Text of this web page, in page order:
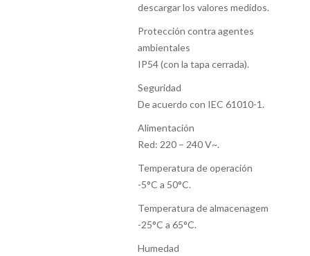
descargar los valores medidos.
Protección contra agentes
ambientales
IP54 (con la tapa cerrada).
Seguridad
De acuerdo con IEC 61010-1.
Alimentación
Red: 220 – 240 V~.
Temperatura de operación
-5°C a 50°C.
Temperatura de almacenagem
-25°C a 65°C.
Humedad